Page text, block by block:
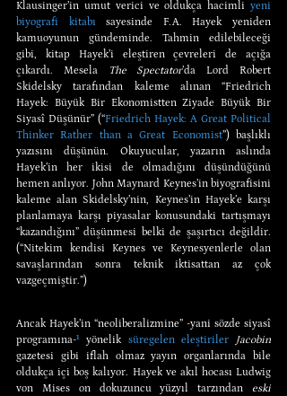
Klausinger’in umut verici ve oldukça hacimli yeni
biyografi kitabı sayesinde F.A. Hayek yeniden
kamuoyunun gündeminde. Tahmin edilebileceği
gibi, kitap Hayek’i eleştiren çevreleri de açığa
çıkardı. Mesela
The Spectator’da Lord Robert
Skidelsky tarafından kaleme alınan “Friedrich
Hayek: Büyük Bir Ekonomistten Ziyade Büyük Bir
Siyasî Düşünür” (“Friedrich Hayek: A Great Political
Thinker Rather than a Great Economist”) başlıklı
yazısını düşünün. Okuyucular, yazarın aslında
Hayek’in her ikisi de olmadığını düşündüğünü
hemen anlıyor. John Maynard Keynes’in biyografisini
kaleme alan Skidelsky’nin, Keynes’in Hayek’e karşı
planlamaya karşı piyasalar konusundaki tartışmayı
“kazandığını” düşünmesi belki de şaşırtıcı değildir.
(“Nitekim kendisi Keynes ve Keynesyenlerle olan
savaşlarından sonra teknik iktisattan az çok
vazgeçmiştir.”)
Ancak Hayek’in “neoliberalizmine” -yani sözde siyasî
programına-¹ yönelik süregelen eleştiriler
gazetesi gibi iflah olmaz yayın organlarında bile
oldukça içi boş kalıyor. Hayek ve akıl hocası Ludwig
von Mises on dokuzuncu yüzyıl tarzından
eski